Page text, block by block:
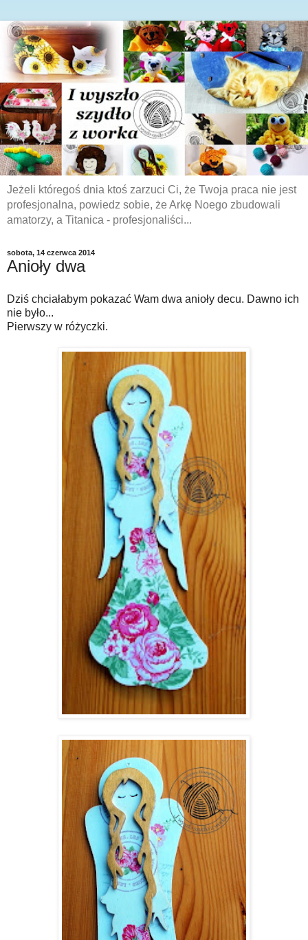
Jeżeli któregoś dnia ktoś zarzuci Ci, że Twoja praca nie jest
profesjonalna, powiedz sobie, że Arkę Noego zbudowali
amatorzy, a Titanica - profesjonaliści...
sobota, 14 czerwca 2014
Anioły dwa
Dziś chciałabym pokazać Wam dwa anioły decu. Dawno ich
nie było...
Pierwszy w różyczki.